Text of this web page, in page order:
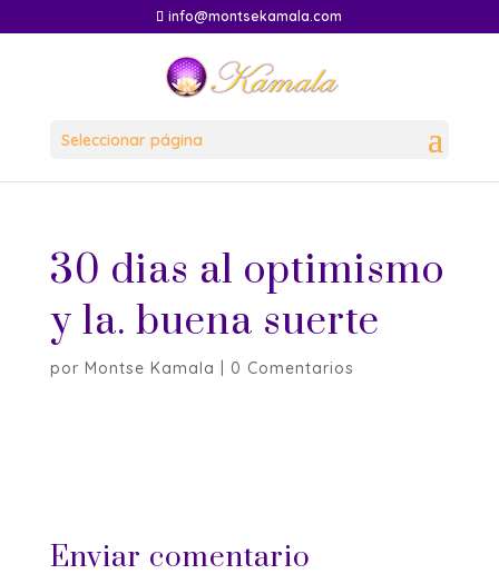
info@montsekamala.com
Seleccionar página
30 dias al optimismo
y la. buena suerte
por Montse Kamala 0 Comentarios
Enviar comentario